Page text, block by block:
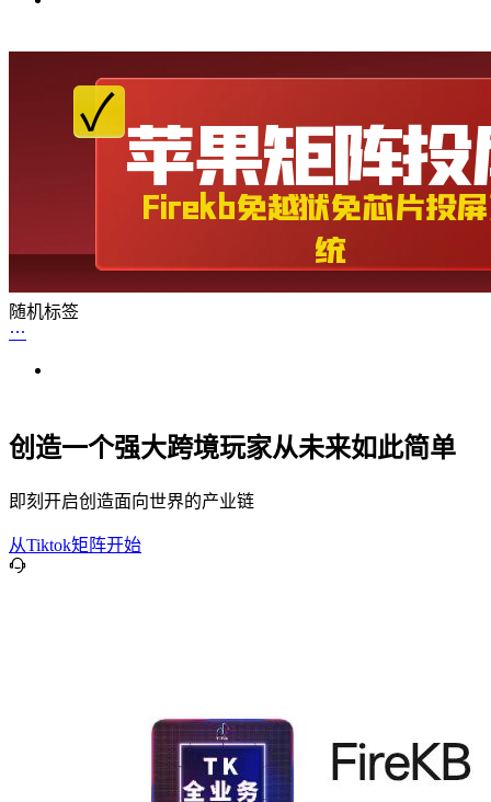
随机标签
创造一个强大跨境玩家从未来如此简单
即刻开启创造面向世界的产业链
从Tiktok矩阵开始